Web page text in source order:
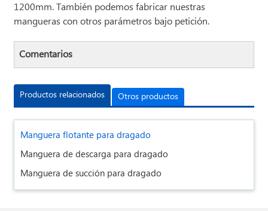
1200mm. También podemos fabricar nuestras
mangueras con otros parámetros bajo petición.
Comentarios
Productos relacionados Otros productos
Manguera flotante para dragado
Manguera de descarga para dragado
Manguera de succión para dragado